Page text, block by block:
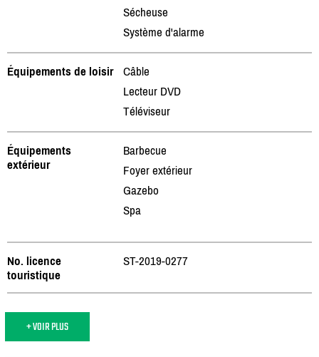
Sécheuse
Système d'alarme
Équipements de loisir
Câble
Lecteur DVD
Téléviseur
Équipements
extérieur
Barbecue
Foyer extérieur
Gazebo
Spa
No. licence
touristique
ST-2019-0277
+ VOIR PLUS